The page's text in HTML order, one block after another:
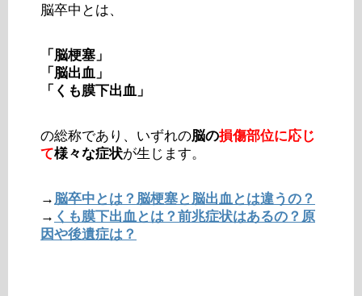
脳卒中とは、
「脳梗塞」
「脳出血」
「くも膜下出血」
の総称であり、いずれの脳の損傷部位に応じ
て様々な症状が生じます。
→ 脳卒中とは？脳梗塞と脳出血とは違うの？
→ くも膜下出血とは？前兆症状はあるの？原
因や後遺症は？